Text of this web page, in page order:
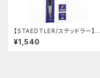
【STAEDTLER/ステッドラー】マ
ルス テクニコ芯ホルダー ブラッ
ク・限定 字消し付セット
¥1,540